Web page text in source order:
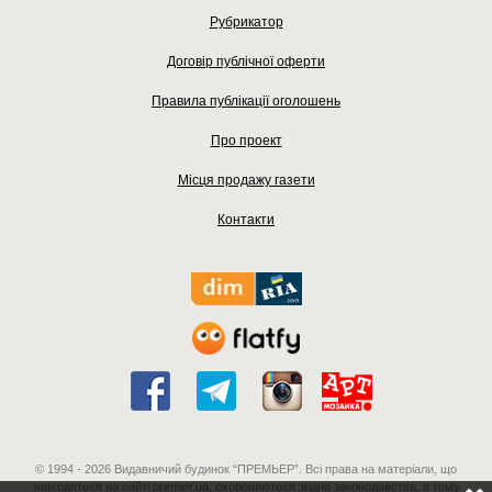
Рубрикатор
Договір публічної оферти
Правила публікації оголошень
Про проект
Місця продажу газети
Контакти
© 1994 - 2026 Видавничий будинок “ПРЕМЬЕР”. Всі права на матеріали, що
знаходяться на сайті premier.ua, охороняються згідно законодавства, в тому